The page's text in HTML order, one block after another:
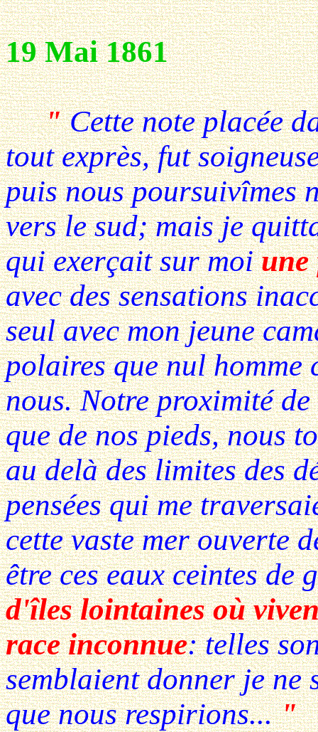
19 Mai 1861
"Cette note placée
tout exprès, fut
puis nous poursuivîmes
vers le sud; mais je
qui exerçait sur moiune
avec des sensations
seul avec mon jeune
polaires que nul
nous. Notre proximité de
que de nos pieds, nous
au delà des limites des
pensées qui me
cette vaste mer ouverte
être ces eaux ceintes de
d'îles lointaines où
race inconnue: telles
semblaient donner je
que nous respirions... "